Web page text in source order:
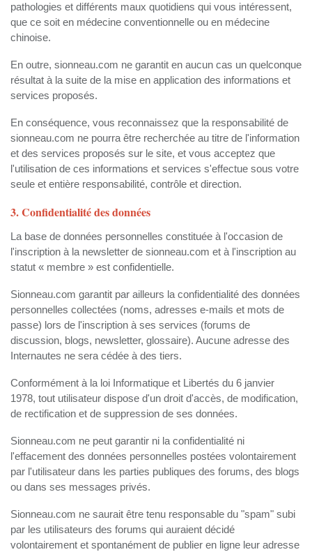
pathologies et différents maux quotidiens qui vous intéressent,
que ce soit en médecine conventionnelle ou en médecine
chinoise.
En outre, sionneau.com ne garantit en aucun cas un quelconque
résultat à la suite de la mise en application des informations et
services proposés.
En conséquence, vous reconnaissez que la responsabilité de
sionneau.com ne pourra être recherchée au titre de l'information
et des services proposés sur le site, et vous acceptez que
l'utilisation de ces informations et services s'effectue sous votre
seule et entière responsabilité, contrôle et direction.
3. Confidentialité des données
La base de données personnelles constituée à l'occasion de
l'inscription à la newsletter de sionneau.com et à l'inscription au
statut « membre » est confidentielle.
Sionneau.com garantit par ailleurs la confidentialité des données
personnelles collectées (noms, adresses e-mails et mots de
passe) lors de l'inscription à ses services (forums de
discussion, blogs, newsletter, glossaire). Aucune adresse des
Internautes ne sera cédée à des tiers.
Conformément à la loi Informatique et Libertés du 6 janvier
1978, tout utilisateur dispose d'un droit d'accès, de modification,
de rectification et de suppression de ses données.
Sionneau.com ne peut garantir ni la confidentialité ni
l'effacement des données personnelles postées volontairement
par l'utilisateur dans les parties publiques des forums, des blogs
ou dans ses messages privés.
Sionneau.com ne saurait être tenu responsable du "spam" subi
par les utilisateurs des forums qui auraient décidé
volontairement et spontanément de publier en ligne leur adresse